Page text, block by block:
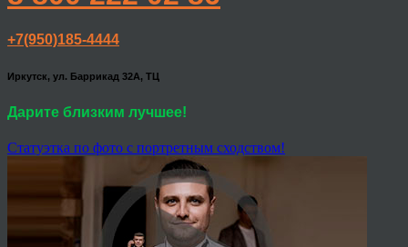
+7(950)185-4444
Иркутск, ул. Баррикад 32А, ТЦ
Дарите близким лучшее!
Статуэтка по фото с портретным сходством!